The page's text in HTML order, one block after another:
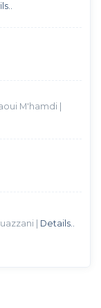
M'hamdi
Details..